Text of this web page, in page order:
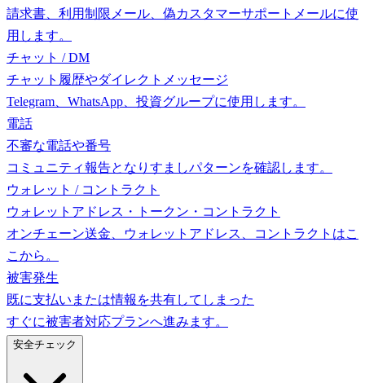
請求書、利用制限メール、偽カスタマーサポートメールに使
用します。
チャット / DM
チャット履歴やダイレクトメッセージ
Telegram、WhatsApp、投資グループに使用します。
電話
不審な電話や番号
コミュニティ報告となりすましパターンを確認します。
ウォレット / コントラクト
ウォレットアドレス・トークン・コントラクト
オンチェーン送金、ウォレットアドレス、コントラクトはこ
こから。
被害発生
既に支払いまたは情報を共有してしまった
すぐに被害者対応プランへ進みます。
安全チェック